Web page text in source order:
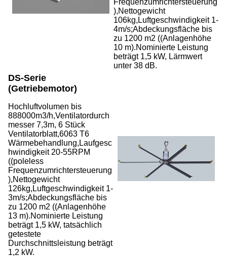
Frequenzumrichtersteuerung
),Nettogewicht
106kg,Luftgeschwindigkeit 1-
4m/s;Abdeckungsfläche bis
zu 1200 m2 ((Anlagenhöhe
10 m).Nominierte Leistung
beträgt 1,5 kW, Lärmwert
unter 38 dB.
DS-Serie
(Getriebemotor)
Hochluftvolumen bis
888000m3/h,Ventilatordurch
messer 7,3m, 6 Stück
Ventilatorblatt,6063 T6
Wärmebehandlung,Laufgesc
hwindigkeit 20-55RPM
((poleless
Frequenzumrichtersteuerung
),Nettogewicht
126kg,Luftgeschwindigkeit 1-
3m/s;Abdeckungsfläche bis
zu 1200 m2 ((Anlagenhöhe
13 m).Nominierte Leistung
beträgt 1,5 kW, tatsächlich
getestete
Durchschnittsleistung beträgt
1,2 kW.